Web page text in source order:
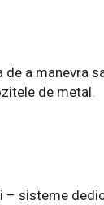
a manevra
de metal.
– sisteme